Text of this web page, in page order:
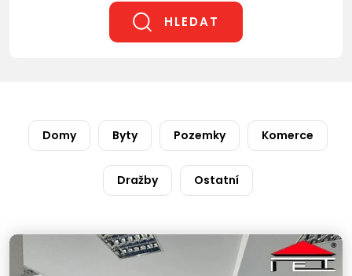
HLEDAT
Domy Byty Pozemky Komerce
Dražby Ostatní